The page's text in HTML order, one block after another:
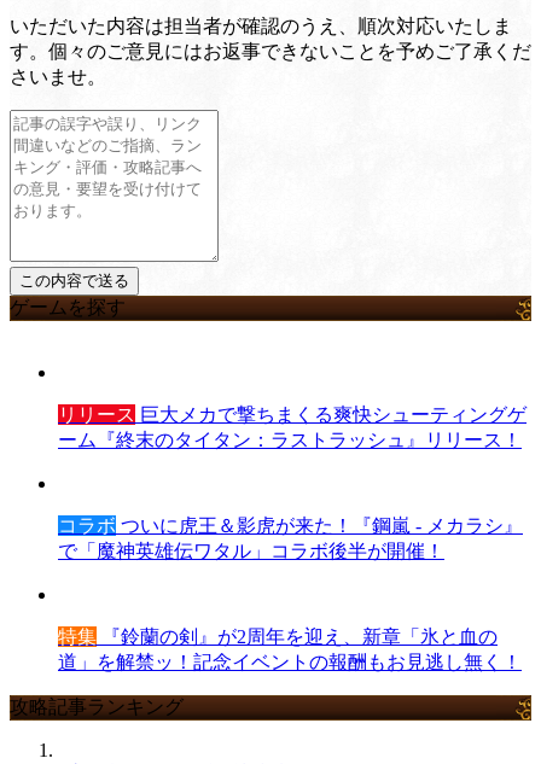
いただいた内容は担当者が確認のうえ、順次対応いたしま
す。個々のご意見にはお返事できないことを予めご了承くだ
さいませ。
ゲームを探す
リリース 巨大メカで撃ちまくる爽快シューティングゲ
ーム『終末のタイタン：ラストラッシュ』リリース！
コラボ ついに虎王＆影虎が来た！『鋼嵐 - メカラシ』
で「魔神英雄伝ワタル」コラボ後半が開催！
特集 『鈴蘭の剣』が2周年を迎え、新章「氷と血の
道」を解禁ッ！記念イベントの報酬もお見逃し無く！
攻略記事ランキング